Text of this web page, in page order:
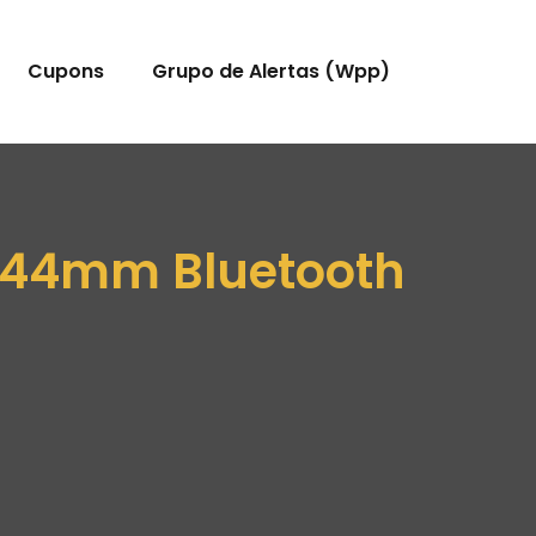
Cupons Grupo de Alertas (Wpp)
Bluetooth